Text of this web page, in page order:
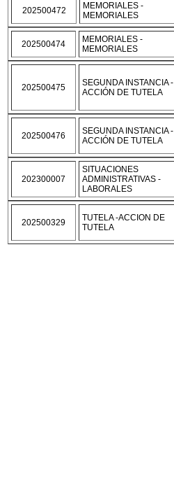
202500472
MEMORIALES -
MEMORIALES
202500474
MEMORIALES -
MEMORIALES
202500475
SEGUNDA INSTANCIA -
ACCIÓN DE TUTELA
202500476
SEGUNDA INSTANCIA -
ACCIÓN DE TUTELA
202300007
SITUACIONES
ADMINISTRATIVAS -
LABORALES
202500329
TUTELA -ACCION DE
TUTELA